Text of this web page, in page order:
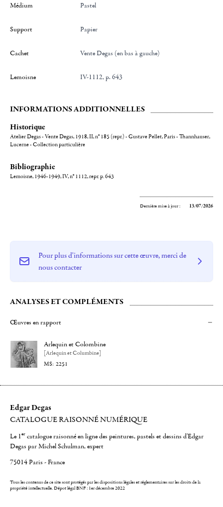
Médium Pastel
Support Papier
Cachet Vente Degas (en bas à gauche)
Lemoisne IV-1112, p. 643
INFORMATIONS ADDITIONNELLES
Historique
Atelier Degas - Vente Degas, 1918, II, n° 185 (repr.) - Gustave Pellet, Paris - Thannhauser,
Lucerne - Collection particulière
Bibliographie
Lemoisne, 1946-1949, IV, n° 1112, repr. p. 643
Dernière mise à jour : 13/07/2026
Pour plus d'informations sur cette œuvre, merci de
nous contacter
ANALYSES ET COMPLÉMENTS
Œuvres en rapport
Arlequin et Colombine
[Arlequin et Columbine]
2251
Edgar Degas
CATALOGUE RAISONNÉ NUMÉRIQUE
Le 1er catalogue raisonné en ligne des peintures, pastels et dessins d'Edgar
Degas par Michel Schulman, expert
75014 Paris - France
Tous les contenus de ce site sont protégés par les dispositions légales et réglementaires sur les droits de la
propriété intellectuelle.Dépot légal BNF : 1er décembre 2022